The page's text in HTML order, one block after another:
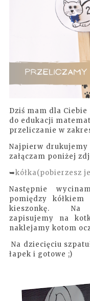
Dziś mam dla
do edukacji
przeliczanie w
Najpierw drukujemy
załączam poniżej
➥kółka(pobierzesz
Następnie
pomiędzy
kieszonkę. Na
zapisujemy na
naklejamy kotom
Na dziecięciu
łapek i gotowe ;)